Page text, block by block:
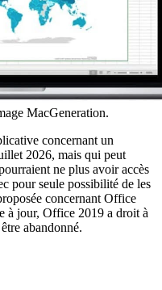
MacGeneration.
concernant un
2026, mais qui peut
ne plus avoir accès
pour seule possibilité de les
concernant Office
à jour, Office 2019 a droit à
abandonné.